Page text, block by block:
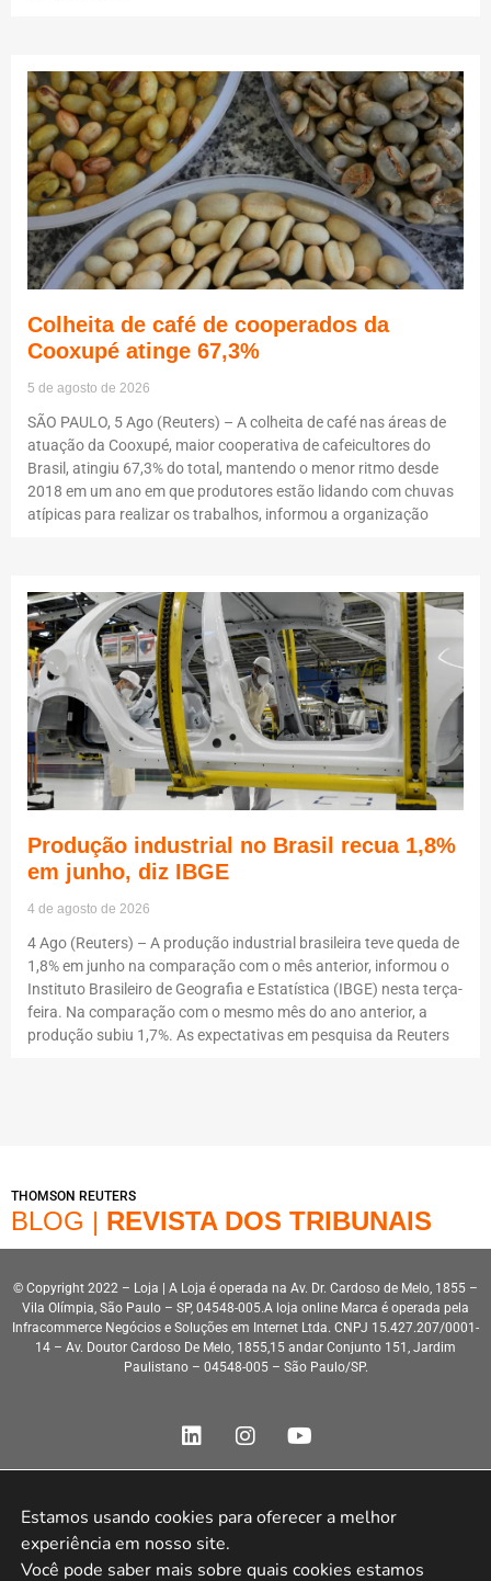
Colheita de café de cooperados da
Cooxupé atinge 67,3%
5 de agosto de 2026
SÃO PAULO, 5 Ago (Reuters) – A colheita de café nas áreas de
atuação da Cooxupé, maior cooperativa de cafeicultores do
Brasil, atingiu 67,3% do total, mantendo o menor ritmo desde
2018 em um ano em que produtores estão lidando com chuvas
atípicas para realizar os trabalhos, informou a organização
Produção industrial no Brasil recua 1,8%
em junho, diz IBGE
4 de agosto de 2026
4 Ago (Reuters) – A produção industrial brasileira teve queda de
1,8% em junho na comparação com o mês anterior, informou o
Instituto Brasileiro de Geografia e Estatística (IBGE) nesta terça-
feira. Na comparação com o mesmo mês do ano anterior, a
produção subiu 1,7%. As expectativas em pesquisa da Reuters
THOMSON REUTERS
BLOG | REVISTA DOS TRIBUNAIS
© Copyright 2022 – Loja | A Loja é operada na Av. Dr. Cardoso de Melo, 1855 –
Vila Olímpia, São Paulo – SP, 04548-005.A loja online Marca é operada pela
Infracommerce Negócios e Soluções em Internet Ltda. CNPJ 15.427.207/0001-
14 – Av. Doutor Cardoso De Melo, 1855,15 andar Conjunto 151, Jardim
Paulistano – 04548-005 – São Paulo/SP.
Estamos usando cookies para oferecer a melhor
experiência em nosso site.
Você pode saber mais sobre quais cookies estamos